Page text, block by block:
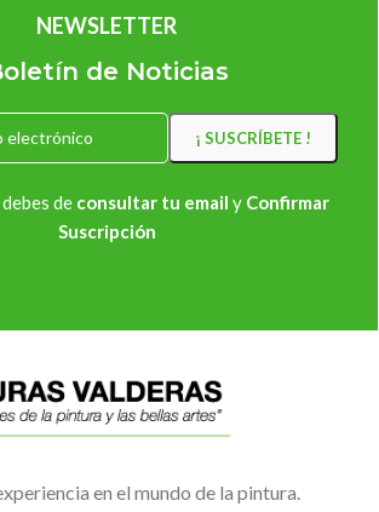
NEWSLETTER
de Noticias
de consultar tu email y Confirmar
Suscripción
en el mundo de la pintura.